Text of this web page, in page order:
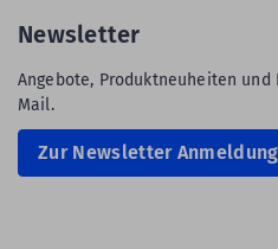
Newsletter
Angebote, Produktneuheiten
Mail.
Zur Newsletter Anmeldung